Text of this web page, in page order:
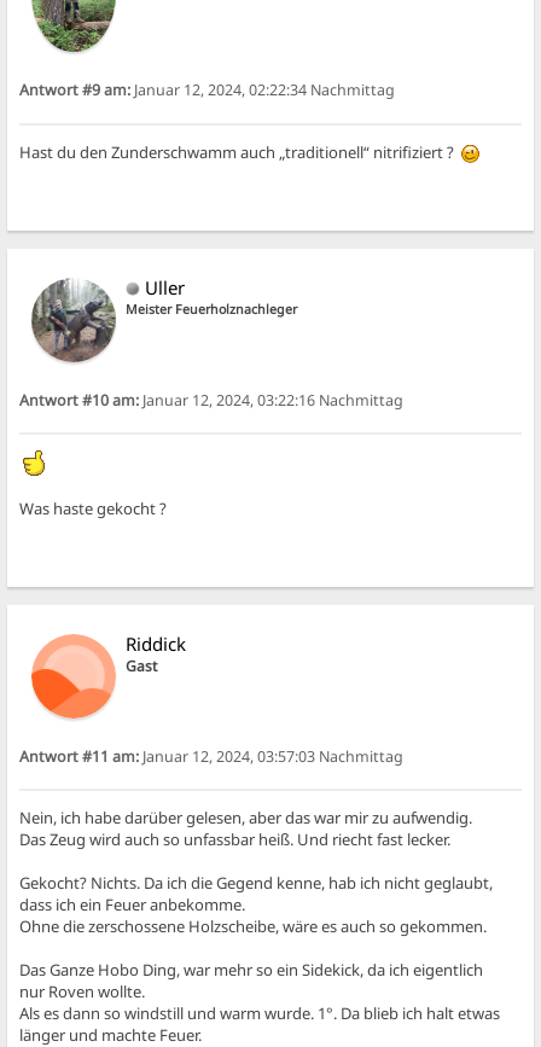
Antwort #9 am: Januar 12, 2024, 02:22:34 Nachmittag
Hast du den Zunderschwamm auch „traditionell“ nitrifiziert ?
Uller
Meister Feuerholznachleger
Antwort #10 am: Januar 12, 2024, 03:22:16 Nachmittag
Was haste gekocht ?
Riddick
Gast
Antwort #11 am: Januar 12, 2024, 03:57:03 Nachmittag
Nein, ich habe darüber gelesen, aber das war mir zu aufwendig.
Das Zeug wird auch so unfassbar heiß. Und riecht fast lecker.
Gekocht? Nichts. Da ich die Gegend kenne, hab ich nicht geglaubt,
dass ich ein Feuer anbekomme.
Ohne die zerschossene Holzscheibe, wäre es auch so gekommen.
Das Ganze Hobo Ding, war mehr so ein Sidekick, da ich eigentlich
nur Roven wollte.
Als es dann so windstill und warm wurde. 1°. Da blieb ich halt etwas
länger und machte Feuer.